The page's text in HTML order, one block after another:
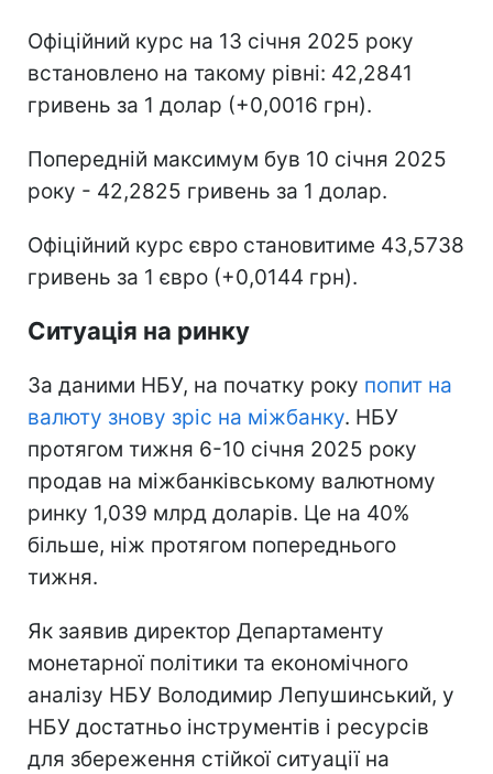
Офіційний курс на 13 січня 2025 року
встановлено на такому рівні: 42,2841
гривень за 1 долар (+0,0016 грн).
Попередній максимум був 10 січня 2025
року - 42,2825 гривень за 1 долар.
Офіційний курс євро становитиме 43,5738
гривень за 1 євро (+0,0144 грн).
Ситуація на ринку
За даними НБУ, на початку року попит на
валюту знову зріс на міжбанку. НБУ
протягом тижня 6-10 січня 2025 року
продав на міжбанківському валютному
ринку 1,039 млрд доларів. Це на 40%
більше, ніж протягом попереднього
тижня.
Як заявив директор Департаменту
монетарної політики та економічного
аналізу НБУ Володимир Лепушинський, у
НБУ достатньо інструментів і ресурсів
для збереження стійкої ситуації на